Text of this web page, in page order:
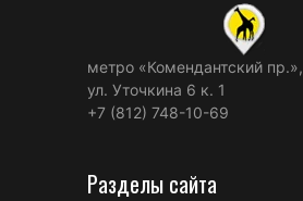
метро «Комендантский пр.»,
ул. Уточкина 6 к. 1
+7 (812) 748-10-69
Разделы сайта